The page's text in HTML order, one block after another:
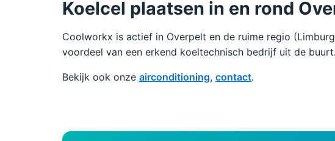
Koelcel plaatsen in en rond
Coolworkx is actief in Overpelt en de ruime regio
voordeel van een erkend koeltechnisch bedrijf uit de buurt.
Bekijk ook onze airconditioning, contact.